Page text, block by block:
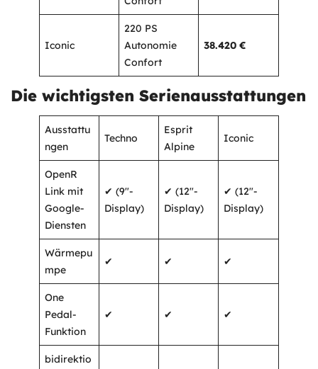
Iconic
220 PS
Autonomie
Confort
38.420 €
Die wichtigsten Serienausstattungen
Ausstattu
ngen
Techno
Esprit
Alpine
Iconic
OpenR
Link mit
Google-
Diensten
✔ (9″-
Display)
✔ (12″-
Display)
✔ (12″-
Display)
Wärmepu
mpe
✔ ✔ ✔
One
Pedal-
Funktion
✔ ✔ ✔
bidirektio